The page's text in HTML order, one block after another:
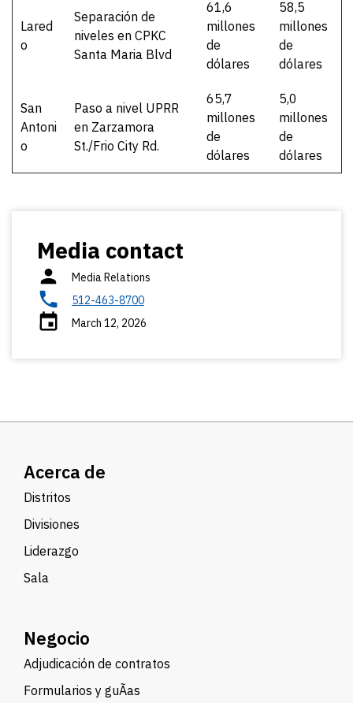
Lared
o
Separación de
niveles en CPKC
Santa Maria Blvd
61,6
millones
de
dólares
58,5
millones
de
dólares
San
Antoni
o
Paso a nivel UPRR
en Zarzamora
St./Frio City Rd.
65,7
millones
de
dólares
5,0
millones
de
dólares
Media contact
Media Relations
512-463-8700
March 12, 2026
Acerca de
Distritos
Divisiones
Liderazgo
Sala
Negocio
Adjudicación de contratos
Formularios y guÃ­as